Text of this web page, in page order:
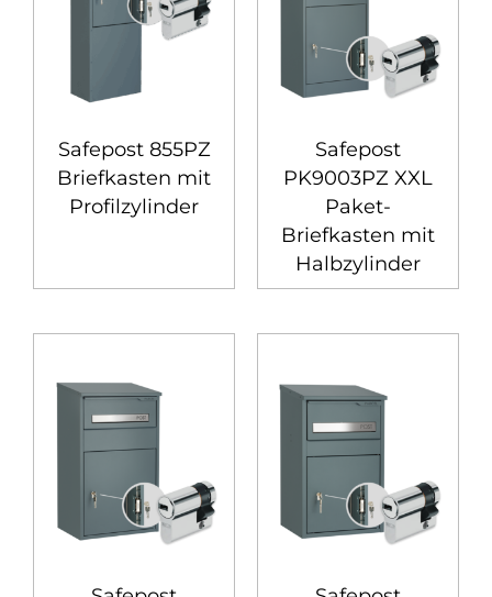
Safepost 855PZ
Briefkasten mit
Profilzylinder
Safepost
PK9003PZ XXL
Paket-
Briefkasten mit
Halbzylinder